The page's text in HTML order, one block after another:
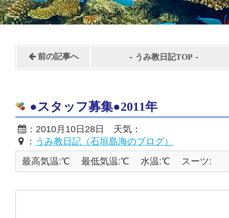
前の記事へ - うみ教日記TOP -
●スタッフ募集●2011年
：2010月10日28日 天気：
： うみ教日記（石垣島海のブログ）
最高気温:℃
最低気温:℃ 水温:℃ スーツ: